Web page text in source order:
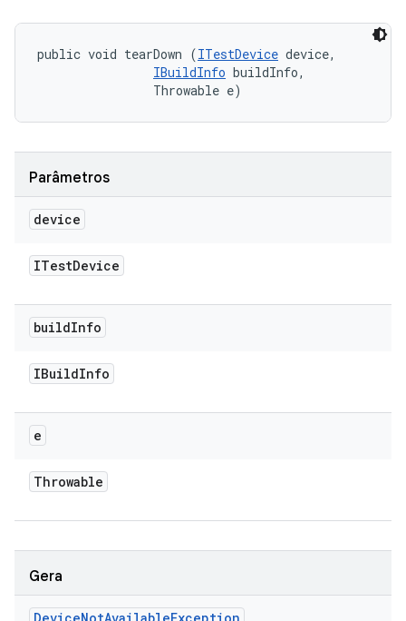
public void tearDown (ITestDevice device,
IBuildInfo buildInfo,
                Throwable e)
Parâmetros
device
ITestDevice
buildInfo
IBuildInfo
e
Throwable
Gera